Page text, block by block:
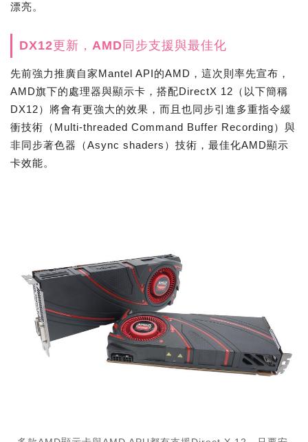
漂亮。
DX12更新，AMD同步支援與最佳化
先前強力推廣自家Mantel API的AMD，這次則率先宣布，
AMD旗下的處理器與顯示卡，搭配DirectX 12（以下簡稱
DX12）將會有更強大的效果，而且也同步引進多重指令緩
衝技術（Multi-threaded Command Buffer Recording）與
非同步著色器（Async shaders）技術，最佳化AMD顯示
卡效能。